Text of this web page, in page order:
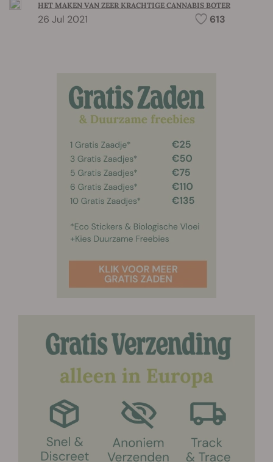
HET MAKEN VAN ZEER KRACHTIGE CANNABIS BOTER
26 Jul 2021 613